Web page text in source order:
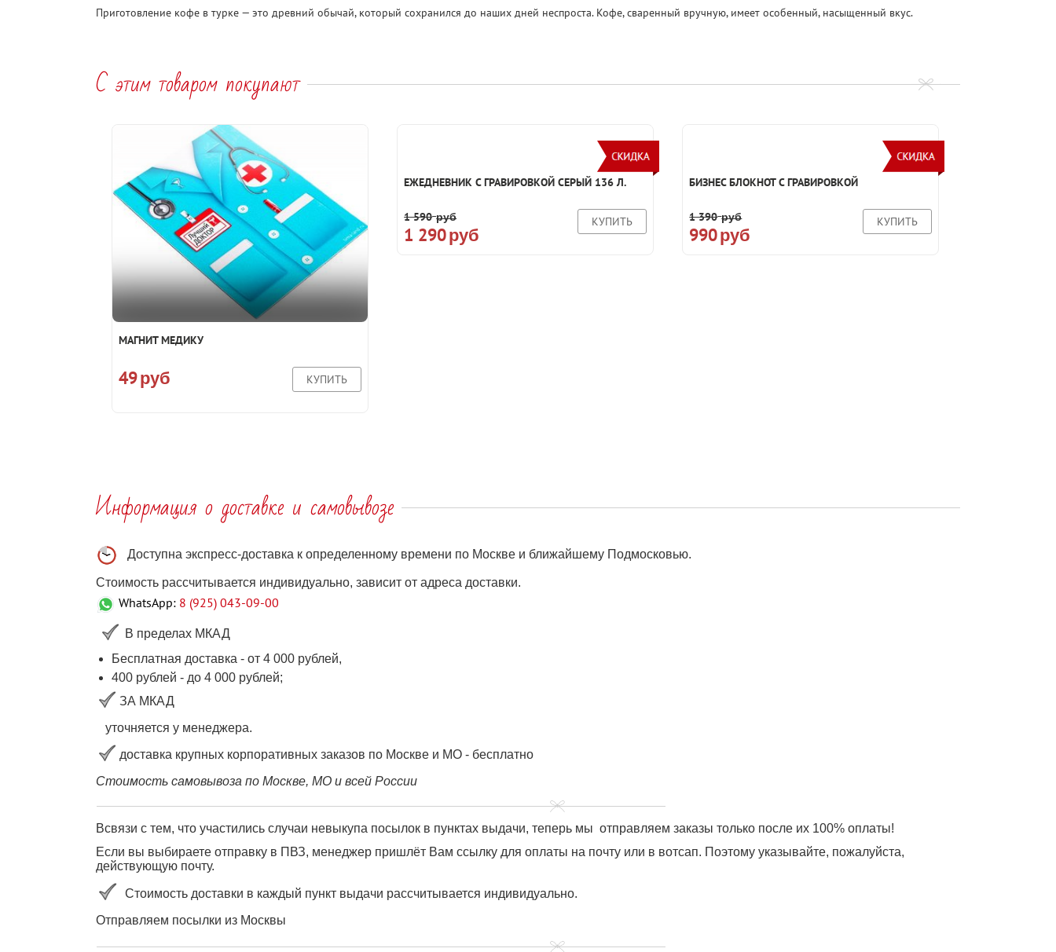
Приготовление кофе в турке — это древний обычай, который сохранился до наших дней неспроста. Кофе, сваренный вручную, имеет особенный, насыщенный вкус.
С этим товаром покупают
МАГНИТ МЕДИКУ
49 руб КУПИТЬ
ЕЖЕДНЕВНИК С ГРАВИРОВКОЙ СЕРЫЙ 136 Л.
1 590 руб
1 290 руб
КУПИТЬ
БИЗНЕС БЛОКНОТ С ГРАВИРОВКОЙ
1 390 руб
990 руб
КУПИТЬ
Информация о доставке и самовывозе
Доступна экспресс-доставка к определенному времени по Москве и ближайшему Подмосковью.
Стоимость рассчитывается индивидуально, зависит от адреса доставки.
WhatsApp: 8 (925) 043-09-00
В пределах МКАД
Бесплатная доставка - от 4 000 рублей,
400 рублей - до 4 000 рублей;
ЗА МКАД
уточняется у менеджера.
доставка крупных корпоративных заказов по Москве и МО - бесплатно
Стоимость самовывоза по Москве, МО и всей России
Всвязи с тем, что участились случаи невыкупа посылок в пунктах выдачи, теперь мы отправляем заказы только после их 100% оплаты!
Если вы выбираете отправку в ПВЗ, менеджер пришлёт Вам ссылку для оплаты на почту или в вотсап. Поэтому указывайте, пожалуйста,
действующую почту.
Стоимость доставки в каждый пункт выдачи рассчитывается индивидуально.
Отправляем посылки из Москвы